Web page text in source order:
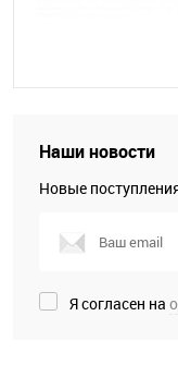
Наши новости
Новые
Я согласен на